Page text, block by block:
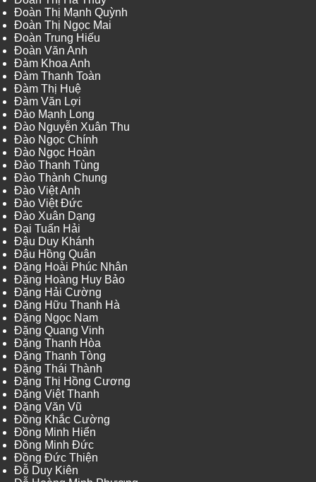
Đoàn Thị Mạnh Quỳnh
Đoàn Thị Ngọc Mai
Đoàn Trung Hiếu
Đoàn Văn Anh
Đàm Khoa Anh
Đàm Thanh Toàn
Đàm Thị Huệ
Đàm Văn Lợi
Đào Mạnh Long
Đào Nguyễn Xuân Thu
Đào Ngọc Chính
Đào Ngọc Hoàn
Đào Thanh Tùng
Đào Thành Chung
Đào Việt Anh
Đào Việt Đức
Đào Xuân Dạng
Đại Tuấn Hải
Đậu Duy Khánh
Đậu Hồng Quân
Đặng Hoài Phúc Nhân
Đặng Hoàng Huy Bảo
Đặng Hải Cường
Đặng Hữu Thanh Hà
Đặng Ngọc Nam
Đặng Quang Vinh
Đặng Thanh Hòa
Đặng Thanh Tòng
Đặng Thái Thành
Đặng Thị Hồng Cương
Đặng Việt Thanh
Đặng Văn Vũ
Đồng Khắc Cường
Đồng Minh Hiển
Đồng Minh Đức
Đồng Đức Thiện
Đỗ Duy Kiên